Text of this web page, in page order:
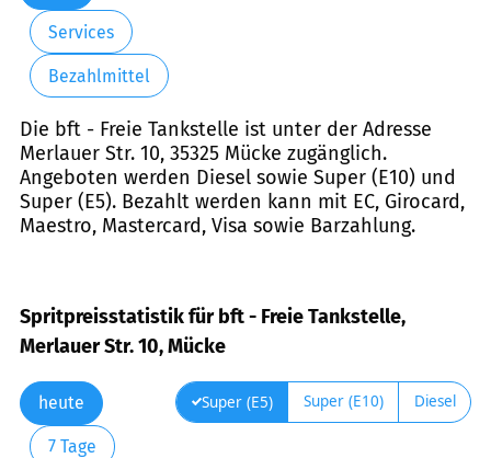
Services
Bezahlmittel
Die bft - Freie Tankstelle ist unter der Adresse
Merlauer Str. 10, 35325 Mücke zugänglich.
Angeboten werden Diesel sowie Super (E10) und
Super (E5). Bezahlt werden kann mit EC, Girocard,
Maestro, Mastercard, Visa sowie Barzahlung.
Spritpreisstatistik für bft - Freie Tankstelle,
Merlauer Str. 10, Mücke
heute
7 Tage
Super (E5) Super (E10) Diesel